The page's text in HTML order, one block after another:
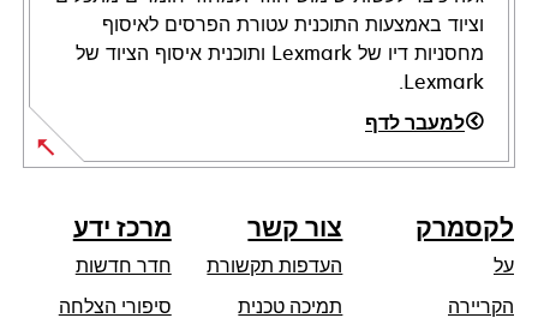
וציוד באמצעות התוכנית עטורת הפרסים לאיסוף
מחסניות דיו של Lexmark ותוכנית איסוף הציוד של
Lexmark.
למעבר לדף
לקסמרק
על
הקריירה
צור קשר
העדפות תקשורת
תמיכה טכניתopens
מרכז ידע
חדר חדשות
סיפורי הצלחה